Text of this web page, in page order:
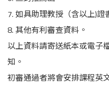
7. 如具助理教授（含以上)證
8. 其他有利審查資料。
以上資料請寄送紙本或電子
知。
初審通過者將會安排課程英